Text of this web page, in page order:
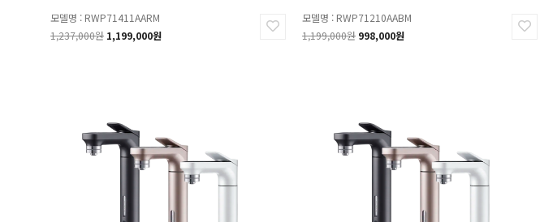
모델명 : RWP71411AARM
1,237,000원 1,199,000원
모델명 : RWP71210AABM
1,199,000원 998,000원